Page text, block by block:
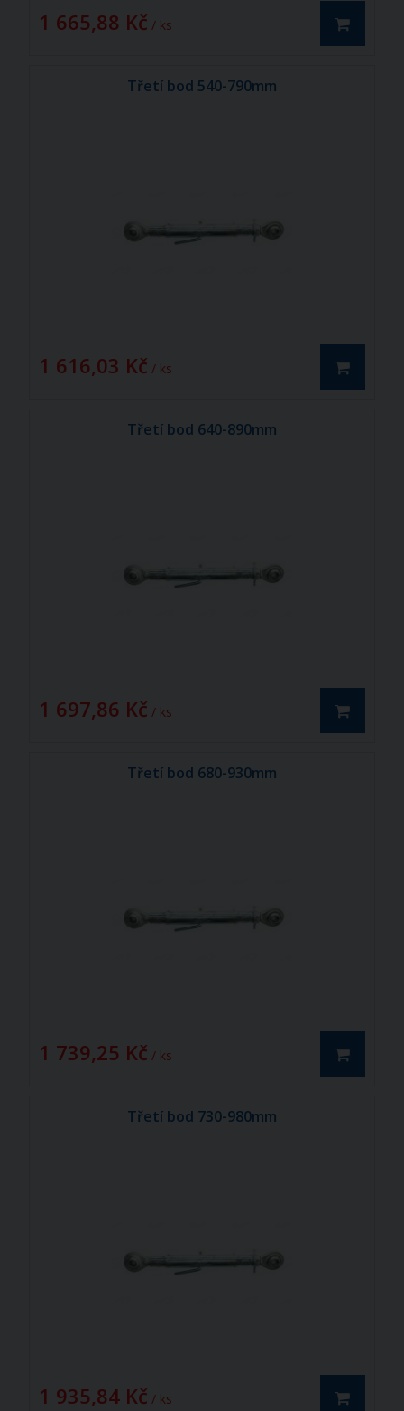
1 665,88 Kč / ks
Třetí bod 540-790mm
1 616,03 Kč / ks
Třetí bod 640-890mm
1 697,86 Kč / ks
Třetí bod 680-930mm
1 739,25 Kč / ks
Třetí bod 730-980mm
1 935,84 Kč / ks